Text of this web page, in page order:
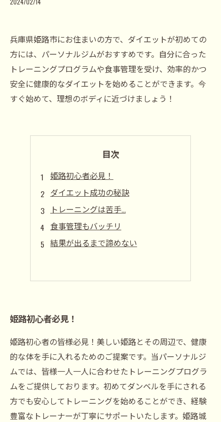
兵庫県姫路市にお住まいの方で、ダイエットが初めての
方には、パーソナルジムがおすすめです。自分に合った
トレーニングプログラムや食事管理を受け、効率的かつ
安全に健康的なダイエットを始めることができます。今
すぐ始めて、理想のボディに近づけましょう！
目次
姫路初心者必見！
ダイエット成功の秘訣
トレーニングは苦手…
食事管理もバッチリ
結果が出るまで諦めない
姫路初心者必見！
姫路初心者の皆様必見！美しい姫路とその周辺で、健康
的な体を手に入れるためのご提案です。当パーソナルジ
ムでは、皆様一人一人に合わせたトレーニングプログラ
ムをご提供しております。初めてダンベルを手にされる
方でも安心してトレーニングを始めることができ、経験
豊富なトレーナーが丁寧にサポートいたします。姫路城